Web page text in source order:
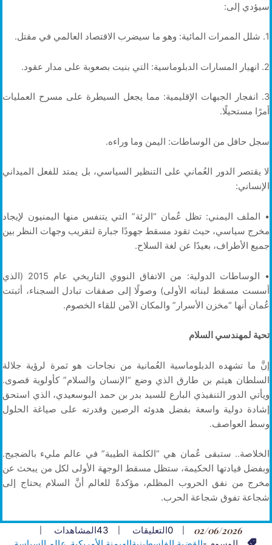
سيؤدي إلى:
1. شلل الممرات المائية: وهو ما سيضرب الاقتصاد العالمي في مقتل.
2. انهيار المسارات الدبلوماسية: التي بنيت بصعوبة على مدار عقود.
3. انفجار الجبهات الإقليمية: مما يجعل السيطرة على مسرح العمليات
أمرًا مستحيلًا.
سجل حافل من الوساطات: اليمن وما وراءه.
لا يقتصر الدور العُماني على التنظير السياسي، بل يمتد للفعل الميداني
الإنساني:
• الملف اليمني: تظل عُمان “الرئة” التي يتنفس منها اليمنيون لإيجاد
مخرج سياسي، حيث تقود مسقط جهودًا جبارة لتقريب وجهات النظر بين
جميع الأطراف، بعيدًا عن لغة السلاح.
• الوساطات الدولية: من الاتفاق النووي التاريخي عام 2015 (الذي
أسست مسقط لبناته الأولى) وصولًا إلى صفقات تبادل السجناء، أثبتت
عُمان أنها “مخزن الأسرار” والمكان الآمن للقاء الخصوم.
تحية لمهندسي السلام
إنَّ ما تشهده الدبلوماسية العُمانية من نجاحات هو ثمرة لرؤية جلالة
السلطان هيثم بن طارق الذي وضع “الإنسان والسلام” كأولوية قصوى.
ويأتي الدور التنفيذي البارع للسيد بدر بن حمد البوسعيدي، الذي استحق
إشادة دولية واسعة بفضل هدوئه الرصين وقدرته على صياغة الحلول
وسط العواصف.
الخلاصة.. ستبقى عُمان هي “الكلمة الطيبة” في عالم مليء بالضجيج.
وبفضل قيادتها الحكيمة، ستظل مسقط الوجهة الأولى لكل من يبحث عن
مخرج من نفق الحروب المظلم، مؤكدةً للعالم أنَّ السلام يحتاج إلى
شجاعة تفوق شجاعة الحرب.
02/06/2026
0التعليقات 43المشاهدات